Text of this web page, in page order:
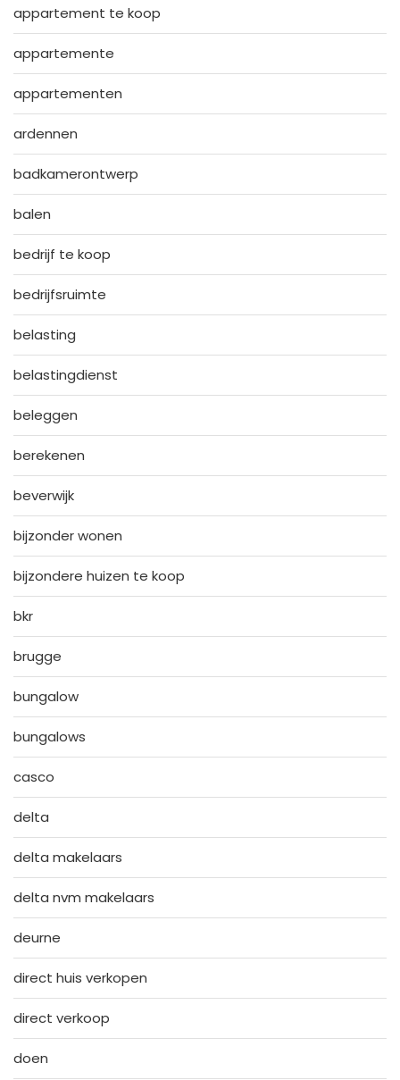
appartement te koop
appartemente
appartementen
ardennen
badkamerontwerp
balen
bedrijf te koop
bedrijfsruimte
belasting
belastingdienst
beleggen
berekenen
beverwijk
bijzonder wonen
bijzondere huizen te koop
bkr
brugge
bungalow
bungalows
casco
delta
delta makelaars
delta nvm makelaars
deurne
direct huis verkopen
direct verkoop
doen